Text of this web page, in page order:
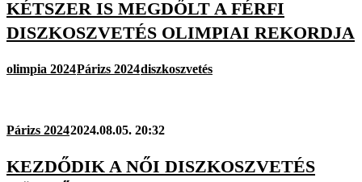
KÉTSZER IS MEGDŐLT A FÉRFI
DISZKOSZVETÉS OLIMPIAI REKORDJA
olimpia 2024Párizs 2024diszkoszvetés
Párizs 20242024.08.05. 20:32
KEZDŐDIK A NŐI DISZKOSZVETÉS